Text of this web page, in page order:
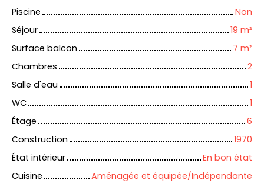
Piscine
Non
Séjour
19 m²
Surface balcon
7 m²
Chambres
2
Salle d'eau
1
WC
1
Étage
6
Construction
1970
État intérieur
En bon état
Cuisine
Aménagée et équipée/Indépendante